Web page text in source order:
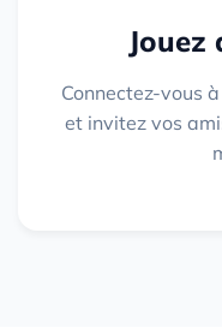
Jouez
Connectez-vous
et invitez vos